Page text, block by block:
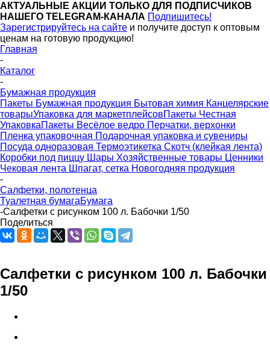
АКТУАЛЬНЫЕ АКЦИИ ТОЛЬКО ДЛЯ ПОДПИСЧИКОВ
НАШЕГО TELEGRAM-КАНАЛА Подпишитесь!
Зарегистрируйтесь на сайте и получите доступ к оптовым
ценам на готовую продукцию!
Главная
-
Каталог
-
Бумажная продукция
Пакеты Бумажная продукция Бытовая химия Канцелярские
товарыУпаковка для маркетплейсовПакеты Честная
УпаковкаПакеты Весёлое ведро Перчатки, верхонки
Пленка упаковочная Подарочная упаковка и сувениры
Посуда одноразовая Термоэтикетка Скотч (клейкая лента)
Коробки под пиццу Шары Хозяйственные товары Ценники
Чековая лента Шпагат, сетка Новогодняя продукция
-
Салфетки, полотенца
Туалетная бумагаБумага
-Салфетки с рисунком 100 л. Бабочки 1/50
Поделиться
Салфетки с рисунком 100 л. Бабочки
1/50